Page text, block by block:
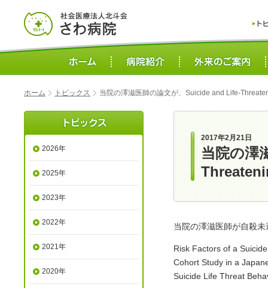
ホーム トピックス 当院の澤滋医師の論文が、Suicide and Life-
2017年2月21日
当院の澤
当院の澤滋医師が自殺
Risk Factors of a
Cohort Study in a
Suicide Life Threat
2026年
2025年
2023年
2022年
2021年
2020年